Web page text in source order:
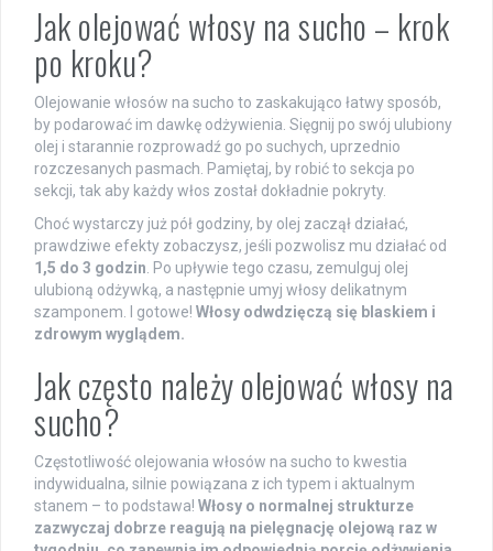
Jak olejować włosy na sucho – krok
po kroku?
Olejowanie włosów na sucho to zaskakująco łatwy sposób,
by podarować im dawkę odżywienia. Sięgnij po swój ulubiony
olej i starannie rozprowadź go po suchych, uprzednio
rozczesanych pasmach. Pamiętaj, by robić to sekcja po
sekcji, tak aby każdy włos został dokładnie pokryty.
Choć wystarczy już pół godziny, by olej zaczął działać,
prawdziwe efekty zobaczysz, jeśli pozwolisz mu działać od
1,5 do 3 godzin . Po upływie tego czasu, zemulguj olej
ulubioną odżywką, a następnie umyj włosy delikatnym
szamponem. I gotowe! Włosy odwdzięczą się blaskiem i
zdrowym wyglądem.
Jak często należy olejować włosy na
sucho?
Częstotliwość olejowania włosów na sucho to kwestia
indywidualna, silnie powiązana z ich typem i aktualnym
stanem – to podstawa! Włosy o normalnej strukturze
zazwyczaj dobrze reagują na pielęgnację olejową raz w